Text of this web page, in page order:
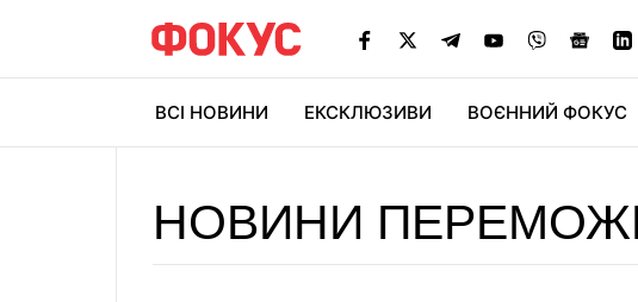
ВСІ НОВИНИ ЕКСКЛЮЗИВИ ВОЄННИЙ ФОКУС
НОВИНИ